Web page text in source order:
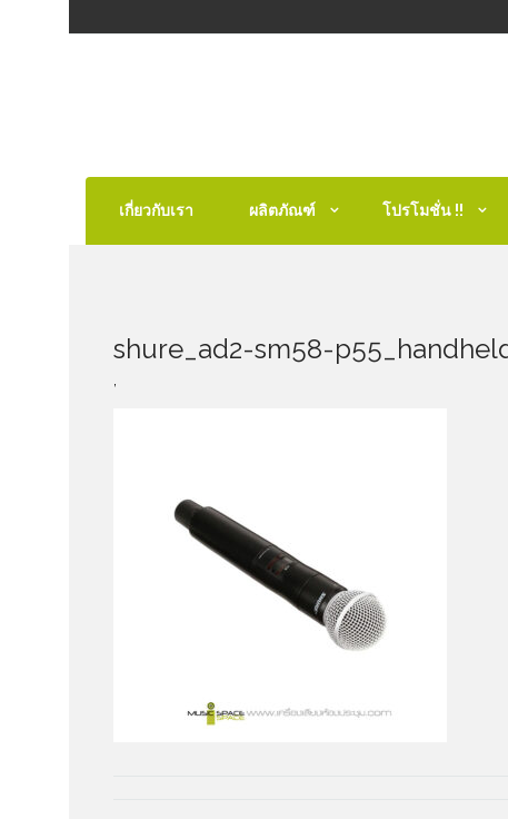
เกี่ยวกับเรา ผลิตภัณฑ์ โปรโมชั่น !!
shure_ad2-sm58-